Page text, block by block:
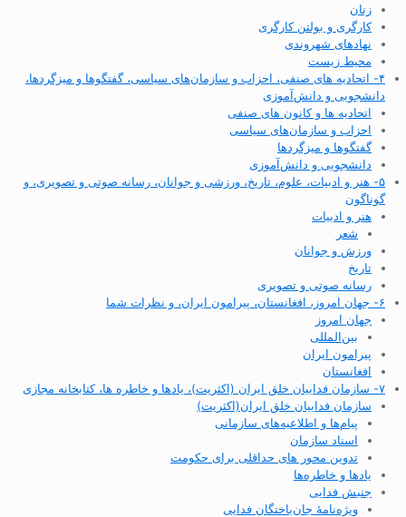
زنان
کارگری و بولتن کارگری
نهادهای شهروندی
محیط زیست
۴- اتحادیه های صنفی، احزاب و سازمان‌های سیاسی، گفتگوها و میزگردها،
دانشجویی و دانش‌آموزی
اتحادیه ها و کانون های صنفی
احزاب و سازمان‌های سیاسی
گفتگوها و میزگردها
دانشجویی و دانش‌آموزی
۵- هنر و ادبیات، علوم، تاریخ، ورزشی و جوانان، رسانه صوتی و تصویری، و
گوناگون
هنر و ادبیات
شعر
ورزش و جوانان
تاریخ
رسانه صوتی و تصویری
۶- جهان امروز، افغانستان، پیرامون ایران، و نظرات شما
جهان امروز
بین‌المللی
پیرامون ایران
افغانستان
۷- سازمان فداییان خلق ایران (اکثریت)، یادها و خاطره ها، کتابخانه مجازی
سازمان فداییان خلق ایران(اکثریت)
پیام‌ها و اطلاعیه‌های سازمانی
اسناد سازمان
تدوین محور های حداقلی برای حکومت
یادها و خاطره‌ها
جنبش فدایی
ویژه‌نامهٔ جان‌باختگان فدایی